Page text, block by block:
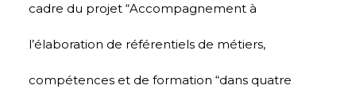
cadre du projet “Accompagnement à
l’élaboration de référentiels de métiers,
compétences et de formation “dans quatre